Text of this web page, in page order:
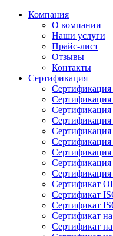
Компания
О компании
Наши услуги
Прайс-лист
Отзывы
Контакты
Сертификация
Сертификация
Сертификация
Сертификат
Сертификат
Сертификат
Сертификат
Сертификат на